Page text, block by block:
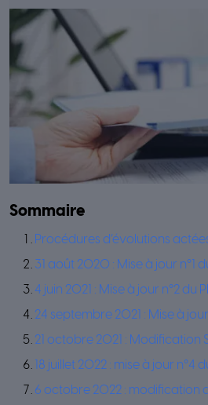
Sommaire
Procédures d’évolutions
31 août 2020 : Mise à jour n°1
4 juin 2021 : Mise à jour n°2 du
24 septembre 2021 : Mise à
21 octobre 2021 : Modification
18 juillet 2022 : mise à jour n°4
6 octobre 2022 : modification